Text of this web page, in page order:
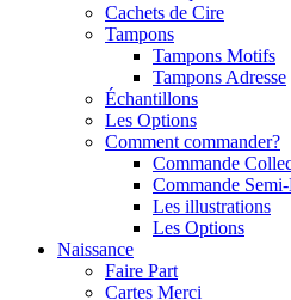
Cachets de Cire
Tampons
Tampons Motifs
Tampons Adresse
Échantillons
Les Options
Comment commander?
Commande
Commande
Les illustrations
Les Options
Naissance
Faire Part
Cartes Merci